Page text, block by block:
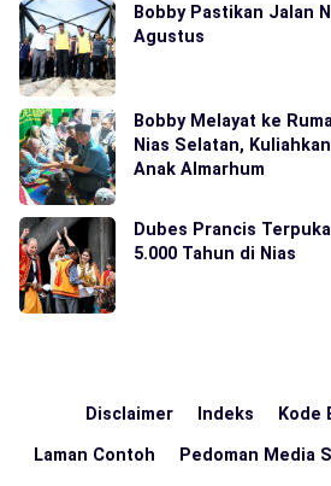
Bobby Pastikan Jalan
Agustus
Bobby Melayat ke
Nias Selatan,
Anak Almarhum
Dubes Prancis
5.000 Tahun di Nias
Disclaimer Indeks Kode
Laman Contoh Pedoman Media